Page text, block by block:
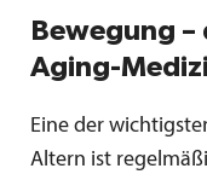
Bewegung
Aging-
Eine der
Altern ist